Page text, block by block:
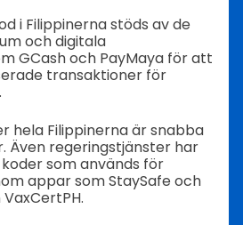
i Filippinerna stöds av de
och digitala
GCash och PayMaya för att
transaktioner för
hela Filippinerna är snabba
Även regeringstjänster har
som används för
appar som StaySafe och